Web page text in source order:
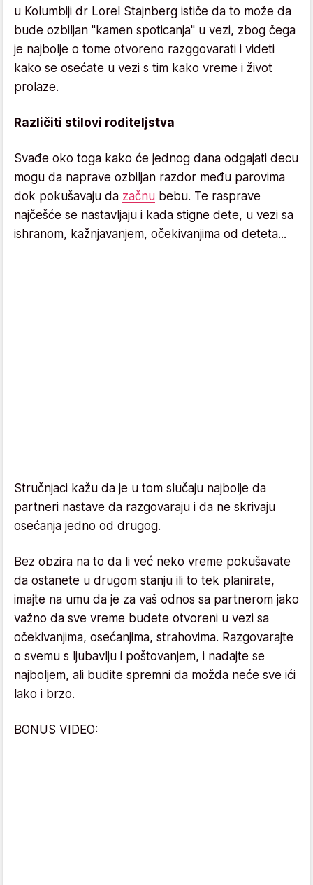
u Kolumbiji dr Lorel Stajnberg ističe da to može da
bude ozbiljan "kamen spoticanja" u vezi, zbog čega
je najbolje o tome otvoreno razggovarati i videti
kako se osećate u vezi s tim kako vreme i život
prolaze.
Različiti stilovi roditeljstva
Svađe oko toga kako će jednog dana odgajati decu
mogu da naprave ozbiljan razdor među parovima
dok pokušavaju da začnu bebu. Te rasprave
najčešće se nastavljaju i kada stigne dete, u vezi sa
ishranom, kažnjavanjem, očekivanjima od deteta...
Stručnjaci kažu da je u tom slučaju najbolje da
partneri nastave da razgovaraju i da ne skrivaju
osećanja jedno od drugog.
Bez obzira na to da li već neko vreme pokušavate
da ostanete u drugom stanju ili to tek planirate,
imajte na umu da je za vaš odnos sa partnerom jako
važno da sve vreme budete otvoreni u vezi sa
očekivanjima, osećanjima, strahovima. Razgovarajte
o svemu s ljubavlju i poštovanjem, i nadajte se
najboljem, ali budite spremni da možda neće sve ići
lako i brzo.
BONUS VIDEO: